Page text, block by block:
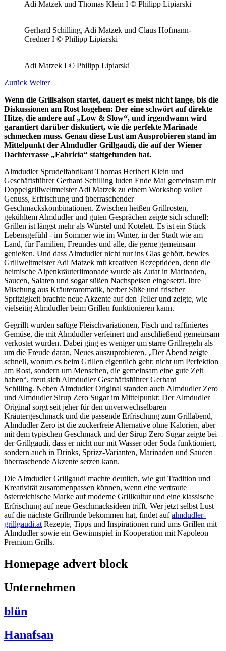
Adi Matzek und Thomas Klein I © Philipp Lipiarski
Gerhard Schilling, Adi Matzek und Claus Hofmann-
Credner I © Philipp Lipiarski
Adi Matzek I © Philipp Lipiarski
Zurück Weiter
Wenn die Grillsaison startet, dauert es meist nicht lange, bis die
Diskussionen am Rost losgehen: Der eine schwört auf direkte
Hitze, die andere auf „Low & Slow“, und irgendwann wird
garantiert darüber diskutiert, wie die perfekte Marinade
schmecken muss. Genau diese Lust am Ausprobieren stand im
Mittelpunkt der Almdudler Grillgaudi, die auf der Wiener
Dachterrasse „Fabricia“ stattgefunden hat.
Almdudler Sprudelfabrikant Thomas Heribert Klein und
Geschäftsführer Gerhard Schilling luden Ende Mai gemeinsam mit
Doppelgrillweltmeister Adi Matzek zu einem Workshop voller
Genuss, Erfrischung und überraschender
Geschmackskombinationen. Zwischen heißen Grillrosten,
gekühltem Almdudler und guten Gesprächen zeigte sich schnell:
Grillen ist längst mehr als Würstel und Kotelett. Es ist ein Stück
Lebensgefühl - im Sommer wie im Winter, in der Stadt wie am
Land, für Familien, Freundes und alle, die gerne gemeinsam
genießen. Und dass Almdudler nicht nur ins Glas gehört, bewies
Grillweltmeister Adi Matzek mit kreativen Rezeptideen, denn die
heimische Alpenkräuterlimonade wurde als Zutat in Marinaden,
Saucen, Salaten und sogar süßen Nachspeisen eingesetzt. Ihre
Mischung aus Kräuteraromatik, herber Süße und frischer
Spritzigkeit brachte neue Akzente auf den Teller und zeigte, wie
vielseitig Almdudler beim Grillen funktionieren kann.
Gegrillt wurden saftige Fleischvariationen, Fisch und raffiniertes
Gemüse, die mit Almdudler verfeinert und anschließend gemeinsam
verkostet wurden. Dabei ging es weniger um starre Grillregeln als
um die Freude daran, Neues auszuprobieren. „Der Abend zeigte
schnell, worum es beim Grillen eigentlich geht: nicht um Perfektion
am Rost, sondern um Menschen, die gemeinsam eine gute Zeit
haben“, freut sich Almdudler Geschäftsführer Gerhard
Schilling. Neben Almdudler Original standen auch Almdudler Zero
und Almdudler Sirup Zero Sugar im Mittelpunkt: Der Almdudler
Original sorgt seit jeher für den unverwechselbaren
Kräutergeschmack und die passende Erfrischung zum Grillabend,
Almdudler Zero ist die zuckerfreie Alternative ohne Kalorien, aber
mit dem typischen Geschmack und der Sirup Zero Sugar zeigte bei
der Grillgaudi, dass er nicht nur mit Wasser oder Soda funktioniert,
sondern auch in Drinks, Sprizz-Varianten, Marinaden und Saucen
überraschende Akzente setzen kann.
Die Almdudler Grillgaudi machte deutlich, wie gut Tradition und
Kreativität zusammenpassen können, wenn eine vertraute
österreichische Marke auf moderne Grillkultur und eine klassische
Erfrischung auf neue Geschmacksideen trifft. Wer jetzt selbst Lust
auf die nächste Grillrunde bekommen hat, findet aufalmdudler-
grillgaudi.at Rezepte, Tipps und Inspirationen rund ums Grillen mit
Almdudler sowie ein Gewinnspiel in Kooperation mit Napoleon
Premium Grills.
Homepage advert block
Unternehmen
blün
Hanafsan